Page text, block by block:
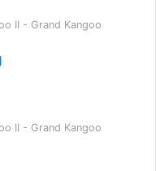
II - Grand Kangoo
II - Grand Kangoo